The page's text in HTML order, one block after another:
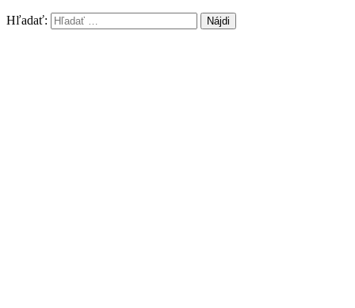
Hľadať: